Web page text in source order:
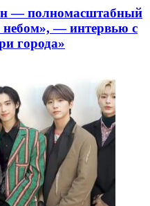
— полномасштабный
— интервью с
города»